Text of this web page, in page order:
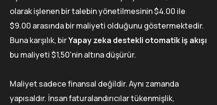
olarak işlenen bir talebin yönetilmesinin $4.00 ile
$9.00 arasında bir maliyeti olduğunu göstermektedir.
Buna karşılık, birYapay zeka destekli otomatik iş akışı
bu maliyeti $1,50'nin altına düşürür.
Maliyet sadece finansal değildir. Aynı zamanda
yapısaldır. İnsan faturalandırıcılar tükenmişlik,